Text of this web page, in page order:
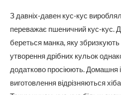
З давніх-давен кус-кус
переважає пшеничний кус-кус.
береться манка, яку збризкують
утворення дрібних кульок
додатково просіюють. Домашня
виготовлення відрізняються